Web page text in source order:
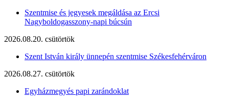
Szentmise és jegyesek megáldása az Ercsi
Nagyboldogasszony-napi búcsún
2026.08.20. csütörtök
Szent István király ünnepén szentmise Székesfehérváron
2026.08.27. csütörtök
Egyházmegyés papi zarándoklat